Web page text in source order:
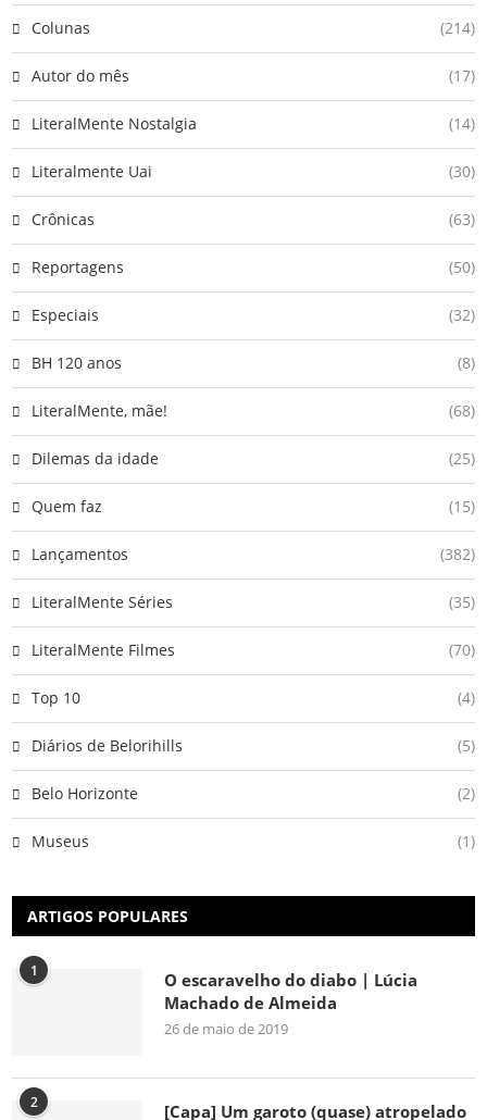
Colunas (214)
Autor do mês (17)
LiteralMente Nostalgia (14)
Literalmente Uai (30)
Crônicas (63)
Reportagens (50)
Especiais (32)
BH 120 anos (8)
LiteralMente, mãe! (68)
Dilemas da idade (25)
Quem faz (15)
Lançamentos (382)
LiteralMente Séries (35)
LiteralMente Filmes (70)
Top 10 (4)
Diários de Belorihills (5)
Belo Horizonte (2)
Museus (1)
ARTIGOS POPULARES
1
O escaravelho do diabo | Lúcia
Machado de Almeida
26 de maio de 2019
2
[Capa] Um garoto (quase) atropelado